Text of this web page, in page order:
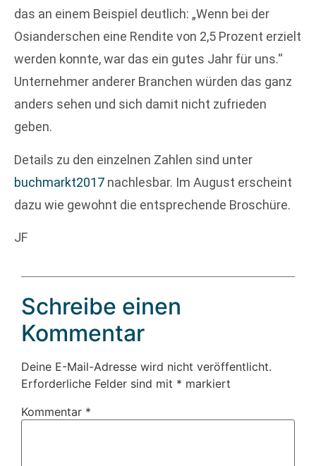
das an einem Beispiel deutlich: „Wenn bei der
Osianderschen eine Rendite von 2,5 Prozent erzielt
werden konnte, war das ein gutes Jahr für uns.“
Unternehmer anderer Branchen würden das ganz
anders sehen und sich damit nicht zufrieden
geben.
Details zu den einzelnen Zahlen sind unter
buchmarkt2017 nachlesbar. Im August erscheint
dazu wie gewohnt die entsprechende Broschüre.
JF
Schreibe einen
Kommentar
Deine E-Mail-Adresse wird nicht veröffentlicht.
Erforderliche Felder sind mit * markiert
Kommentar *